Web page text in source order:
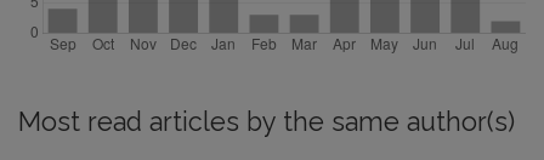
Most read articles by the same author(s)